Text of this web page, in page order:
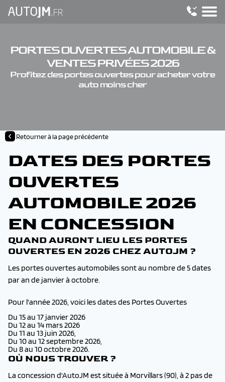
PORTES OUVERTES AUTOMOBILE &
VENTES PRIVÉES 2026
Profitez des portes ouvertes pour acheter votre
auto moins cher
Retourner à la page précédente
DATES DES PORTES
OUVERTES
AUTOMOBILE 2026
EN CONCESSION
QUAND AURONT LIEU LES PORTES
OUVERTES EN 2026 CHEZ AUTOJM ?
Les portes ouvertes automobiles sont au nombre de 5 dates
par an de janvier à octobre.
Pour l'année 2026, voici les dates des Portes Ouvertes
Du 15 au 17 janvier 2026
Du 12 au 14 mars 2026
Du 11 au 13 juin 2026,
Du 10 au 12 septembre 2026,
Du 8 au 10 octobre 2026.
OÙ NOUS TROUVER ?
La concession d'AutoJM est située à Morvillars (90), à 2 pas de